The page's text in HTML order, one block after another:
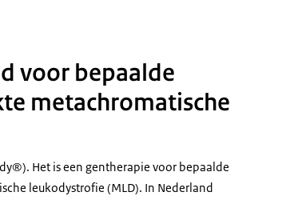
voor bepaalde
metachromatische
Het is een gentherapie voor bepaalde
leukodystrofie (MLD). In Nederland